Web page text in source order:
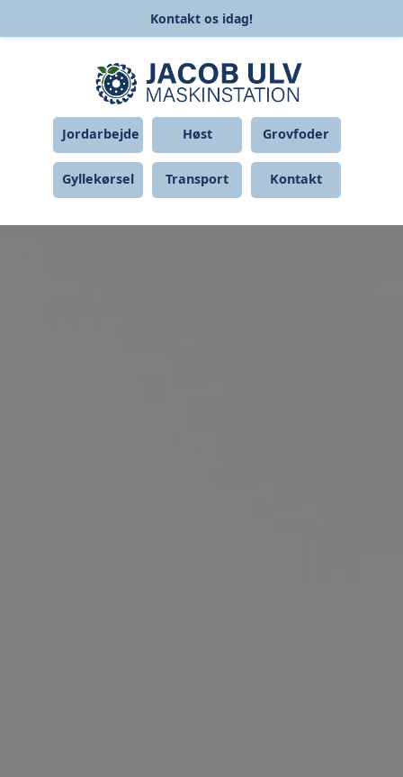
Kontakt os idag!
Jordarbejde Høst Grovfoder
Gyllekørsel Transport Kontakt